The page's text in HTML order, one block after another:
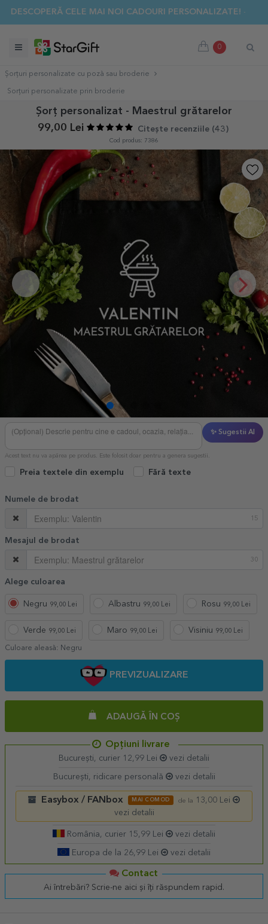
DESCOPERĂ CELE MAI NOI CADOURI PERSONALIZATE! ☀️
0
Șorțuri personalizate cu poză sau broderie
Sorțuri personalizate prin broderie
Șorț personalizat - Maestrul grătarelor
99,00 Lei
Citește recenziile (43 )
Cod produs: 7386
✨ Sugestii AI
Acest text nu va apărea pe produs. Este folosit doar pentru a genera sugestii.
Preia textele din exemplu Fără texte
Numele de brodat
15
Mesajul de brodat
30
Alege culoarea
Negru 99,00 Lei Albastru 99,00 Lei Rosu 99,00 Lei
Verde 99,00 Lei Maro 99,00 Lei Visiniu 99,00 Lei
Culoare aleasă: Negru
PREVIZUALIZARE
ADAUGĂ ÎN COȘ
Opțiuni livrare
București, curier 12,99 Lei vezi detalii
București, ridicare personală vezi detalii
Easybox / FANbox MAI COMOD de la
13,00 Lei
vezi detalii
România, curier 15,99 Lei vezi detalii
Europa de la 26,99 Lei vezi detalii
Contact
Ai întrebări? Scrie-ne aici și îți răspundem rapid.